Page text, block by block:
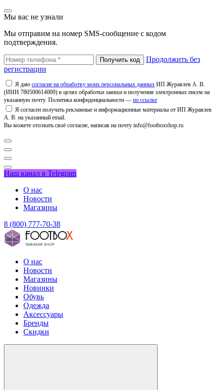
Мы вас не узнали
Мы отправим на номер SMS-сообщение с кодом
подтверждения.
Продолжить без
регистрации
Я даю согласие на обработку моих персональных данных ИП Журавлев А. В.
(ИНН 780500614009) в целях обработки заявки и получения электронных писем на
указанную почту. Политика конфиденциальности — по ссылке
Я согласен получать рекламные и информационные материалы от ИП Журавлев
А. В. на указанный email.
Вы можете отозвать своё согласие, написав на почту info@footboxshop.ru
Наш канал в Telegram
О нас
Новости
Магазины
8 (800) 777-70-38
О нас
Новости
Магазины
Новинки
Обувь
Одежда
Аксессуары
Бренды
Скидки